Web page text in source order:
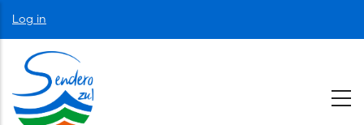
Skip
to
main
content
User
account
menu
Log in